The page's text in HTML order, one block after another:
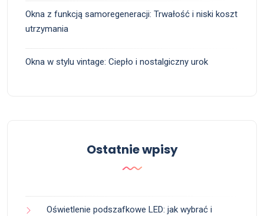
Okna z funkcją samoregeneracji: Trwałość i niski koszt
utrzymania
Okna w stylu vintage: Ciepło i nostalgiczny urok
Ostatnie wpisy
Oświetlenie podszafkowe LED: jak wybrać i